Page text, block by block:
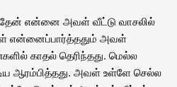
என்னை அவள் வீட்டு வாசலில்
என்னைப்பார்த்ததும் அவள்
காதல் தெரிந்தது. மெல்ல
அவள் உள்ளே செல்ல